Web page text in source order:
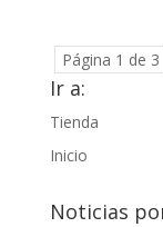
Página 1 de 3
Ir a:
Tienda
Inicio
Noticias